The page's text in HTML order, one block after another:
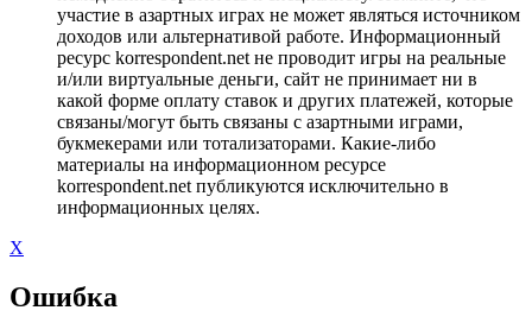
участие в азартных играх не может являться источником
доходов или альтернативой работе. Информационный
ресурс korrespondent.net не проводит игры на реальные
и/или виртуальные деньги, сайт не принимает ни в
какой форме оплату ставок и других платежей, которые
связаны/могут быть связаны с азартными играми,
букмекерами или тотализаторами. Какие-либо
материалы на информационном ресурсе
korrespondent.net публикуются исключительно в
информационных целях.
X
Ошибка